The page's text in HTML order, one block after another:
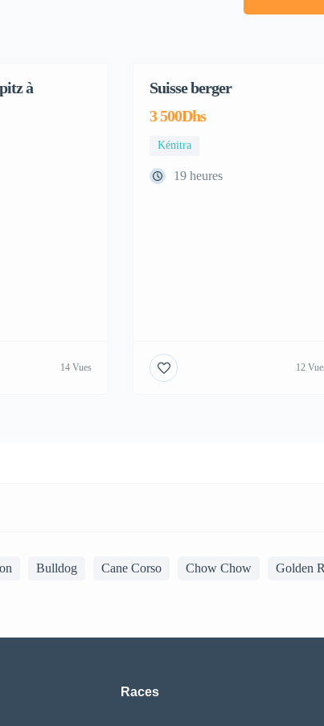
à
14 Vues
Suisse berger
3 500Dhs
Kénitra
19 heures
12
Bulldog Cane Corso Chow Chow Golden
Races